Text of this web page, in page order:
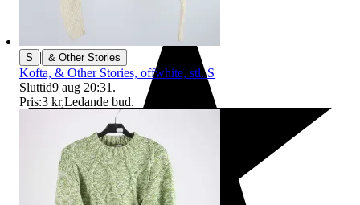
S | & Other Stories
Kofta, & Other Stories, offwhite, stl. S
Sluttid9 aug 20:31 .
Pris:3 kr,Ledande bud.